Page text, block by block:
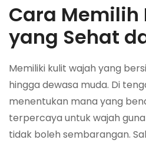
Cara
yang Sehat
Memiliki kulit wajah yang
hingga dewasa muda. Di
menentukan mana yang
terpercaya untuk wajah
tidak boleh sembarangan.